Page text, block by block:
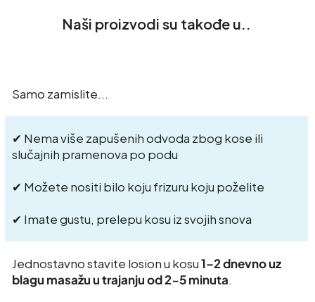
Naši proizvodi su takođe u..
Samo zamislite...
✔ Nema više zapušenih odvoda zbog kose ili
slučajnih pramenova po podu
✔ Možete nositi bilo koju frizuru koju poželite
✔ Imate gustu, prelepu kosu iz svojih snova
Jednostavno stavite losion u kosu1–2 dnevno uz
blagu masažu u trajanju od 2-5 minuta.